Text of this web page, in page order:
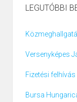
LEGUTÓBBI
Versenyképes
Fizetési felhívás
Bursa